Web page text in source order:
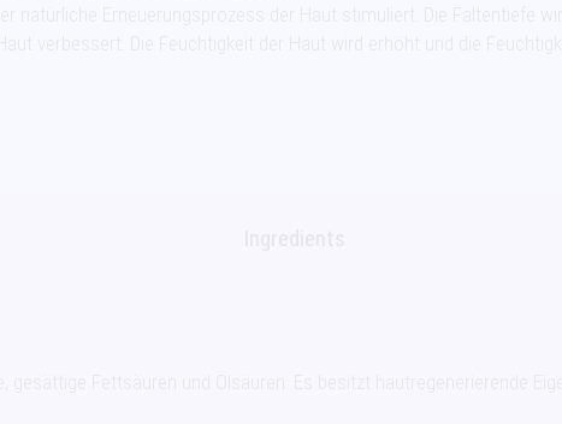
natürliche Erneuerungsprozess der Haut stimuliert. Die Faltentiefe
verbessert. Die Feuchtigkeit der Haut wird erhöht und die
Fettsäuren und Ölsäuren. Es besitzt hautregenerierende